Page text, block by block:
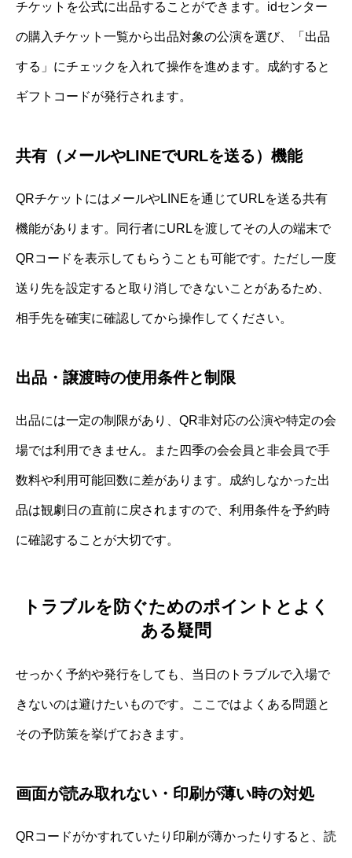
チケットを公式に出品することができます。idセンター
の購入チケット一覧から出品対象の公演を選び、「出品
する」にチェックを入れて操作を進めます。成約すると
ギフトコードが発行されます。
共有（メールやLINEでURLを送る）機能
QRチケットにはメールやLINEを通じてURLを送る共有
機能があります。同行者にURLを渡してその人の端末で
QRコードを表示してもらうことも可能です。ただし一度
送り先を設定すると取り消しできないことがあるため、
相手先を確実に確認してから操作してください。
出品・譲渡時の使用条件と制限
出品には一定の制限があり、QR非対応の公演や特定の会
場では利用できません。また四季の会会員と非会員で手
数料や利用可能回数に差があります。成約しなかった出
品は観劇日の直前に戻されますので、利用条件を予約時
に確認することが大切です。
トラブルを防ぐためのポイントとよく
ある疑問
せっかく予約や発行をしても、当日のトラブルで入場で
きないのは避けたいものです。ここではよくある問題と
その予防策を挙げておきます。
画面が読み取れない・印刷が薄い時の対処
QRコードがかすれていたり印刷が薄かったりすると、読